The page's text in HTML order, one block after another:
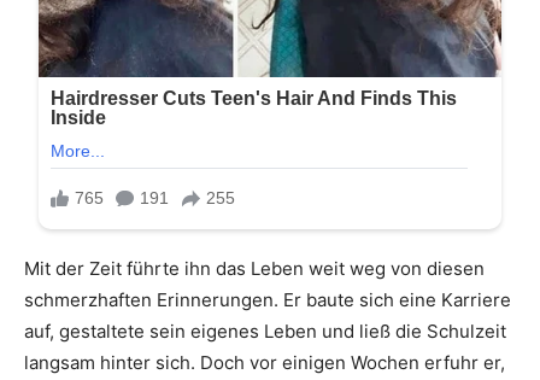
Mit der Zeit führte ihn das Leben weit weg von diesen
schmerzhaften Erinnerungen. Er baute sich eine Karriere
auf, gestaltete sein eigenes Leben und ließ die Schulzeit
langsam hinter sich. Doch vor einigen Wochen erfuhr er,